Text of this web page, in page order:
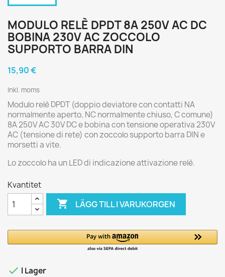
MODULO RELÈ DPDT 8A 250V AC DC
BOBINA 230V AC ZOCCOLO
SUPPORTO BARRA DIN
15,90 €
Inkl. moms
Modulo relè DPDT (doppio deviatore con contatti NA
normalmente aperto, NC normalmente chiuso, C comune)
8A 250V AC 30V DC e bobina con tensione operativa 230V
AC (tensione di rete) con zoccolo supporto barra DIN e
morsetti a vite.
Lo zoccolo ha un LED di indicazione attivazione relè.
Kvantitet
 LÄGG TILL I VARUKORGEN
 I Lager